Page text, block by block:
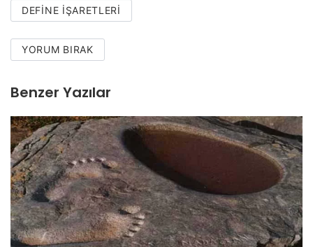
DEFINE İŞARETLERI
YORUM BIRAK
Benzer Yazılar